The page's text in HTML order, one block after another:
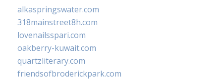
alkaspringswater.com
318mainstreet8h.com
lovenailsspari.com
oakberry-kuwait.com
quartzliterary.com
friendsofbroderickpark.com